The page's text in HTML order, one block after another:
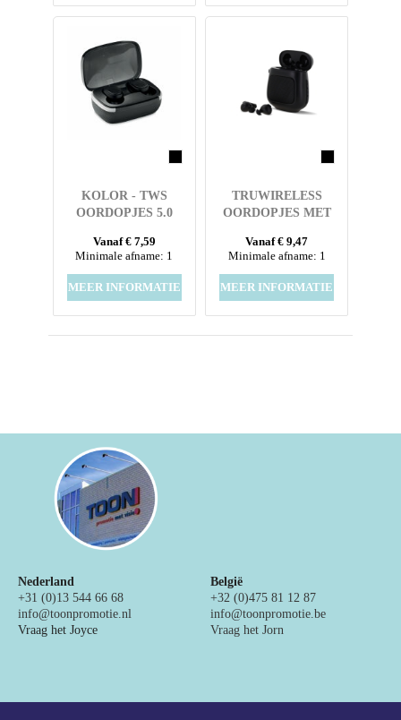
KOLOR - TWS
OORDOPJES 5.0
Vanaf € 7,59
Minimale afname: 1
MEER INFORMATIE
TRUWIRELESS
OORDOPJES MET
Vanaf € 9,47
Minimale afname: 1
MEER INFORMATIE
Nederland
+31 (0)13 544 66 68
info@toonpromotie.nl
Vraag het Joyce
België
+32 (0)475 81 12 87
info@toonpromotie.be
Vraag het Jorn